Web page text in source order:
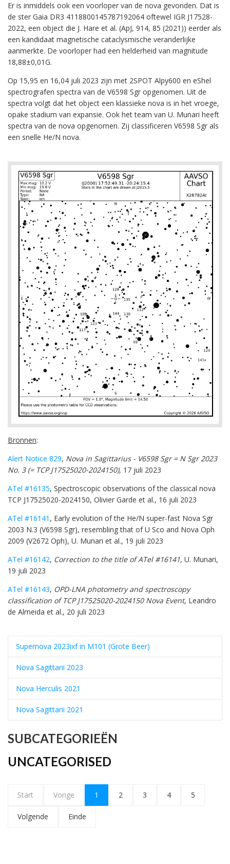
Er is inmiddels ook een voorloper van de nova gevonden. Dat is
de ster Gaia DR3 4118800145787192064 oftewel IGR J17528-
2022, een object die J. Hare et al. (ApJ, 914, 85 (2021)) eerder als
een kandidaat magnetische cataclysmische veranderlijke
aanmerkte. De voorloper had een helderheid van magnitude
18,88±0,01G.
Op 15,95 en 16,04 juli 2023 zijn met 2SPOT Alpy600 en eShel
spectrografen spectra van de V6598 Sgr opgenomen. Uit de
spectra volgt dat het object een klassieke nova is in het vroege,
opake stadium van expansie. Ook het team van U. Munari heeft
spectra van de nova opgenomen. Zij classificeren V6598 Sgr als
een snelle He/N nova.
Bronnen:
Alert Notice 829, Nova in Sagittarius - V6598 Sgr = N Sgr 2023
No. 3 (= TCP J17525020-2024150), 17 juli 2023
ATel #16135, Spectroscopic observations of the classical nova
TCP J17525020-2024150, Olivier Garde et al., 16 juli 2023
ATel #16141 , Early evolution of the He/N super-fast Nova Sgr
2003 N.3 (V6598 Sgr), resembling that of U Sco and Nova Oph
2009 (V2672 Oph), U. Munari et al., 19 juli 2023
ATel #16142, Correction to the title of ATel #16141, U. Munari,
19 juli 2023
ATel #16143, OPD-LNA photometry and spectroscopy
classification of TCP J17525020-2024150 Nova Event, Leandro
de Almeida et al., 20 juli 2023
Supernova 2023ixf in M101 (Grote Beer)
Nova Sagittarii 2023
Nova Herculis 2021
Nova Sagittarii 2021
SUBCATEGORIEËN
UNCATEGORISED
Start Vorige 1 2 3 4 5
Volgende Einde